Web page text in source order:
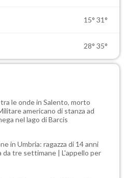
15° 31°
28° 35°
le onde in Salento, morto
americano di stanza ad
nel lago di Barcis
in Umbria: ragazza di 14 anni
da tre settimane | L'appello per